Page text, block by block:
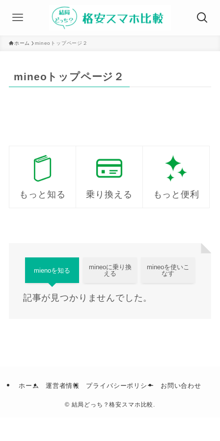
ホーム mineoトップページ２
mineoトップページ２
もっと知る 乗り換える もっと便利
mienoを知る
mineoに乗り換
える
mineoを使いこ
なす
記事が見つかりませんでした。
ホーム 運営者情報 プライバシーポリシー お問い合わせ
© 結局どっち？格安スマホ比較.